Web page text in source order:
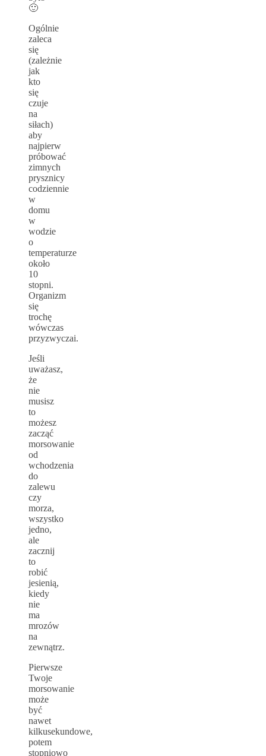
🙂
Ogólnie
zaleca
się
(zależnie
jak
kto
się
czuje
na
siłach)
aby
najpierw
próbować
zimnych
prysznicy
codziennie
w
domu
w
wodzie
o
temperaturze
około
10
stopni.
Organizm
się
trochę
wówczas
przyzwyczai.
Jeśli
uważasz,
że
nie
musisz
to
możesz
zacząć
morsowanie
od
wchodzenia
do
zalewu
czy
morza,
wszystko
jedno,
ale
zacznij
to
robić
jesienią,
kiedy
nie
ma
mrozów
na
zewnątrz.
Pierwsze
Twoje
morsowanie
może
być
nawet
kilkusekundowe,
potem
stopniowo